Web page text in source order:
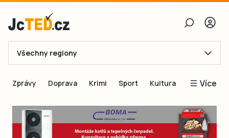
E-mail
Obnovit heslo
Všechny regiony
Zprávy Doprava Krimi Sport Kultura Více
Blogy
Inspirace